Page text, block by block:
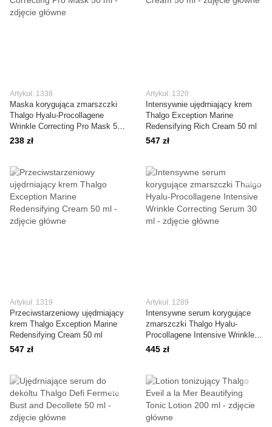
Artykuł: 1338
Maska korygująca zmarszczki
Thalgo Hyalu-Procollagene
Wrinkle Correcting Pro Mask 50
ml
238 zł
Artykuł: 1320
Intensywnie ujędrniający krem
Thalgo Exception Marine
Redensifying Rich Cream 50 ml
547 zł
Artykuł: 1319
Przeciwstarzeniowy ujędrniający
krem Thalgo Exception Marine
Redensifying Cream 50 ml
547 zł
Artykuł: 1289
Intensywne serum korygujące
zmarszczki Thalgo Hyalu-
Procollagene Intensive Wrinkle
Correcting Serum 30 ml
445 zł